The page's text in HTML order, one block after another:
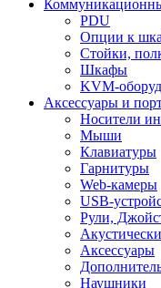
PDU
Опции к
Стойки,
Шкафы
KVM-
Аксессуары и
Носители
Мыши
Клавиатуры
Гарнитуры
Web-камеры
USB-
Рули,
Аксессуары
Наушники